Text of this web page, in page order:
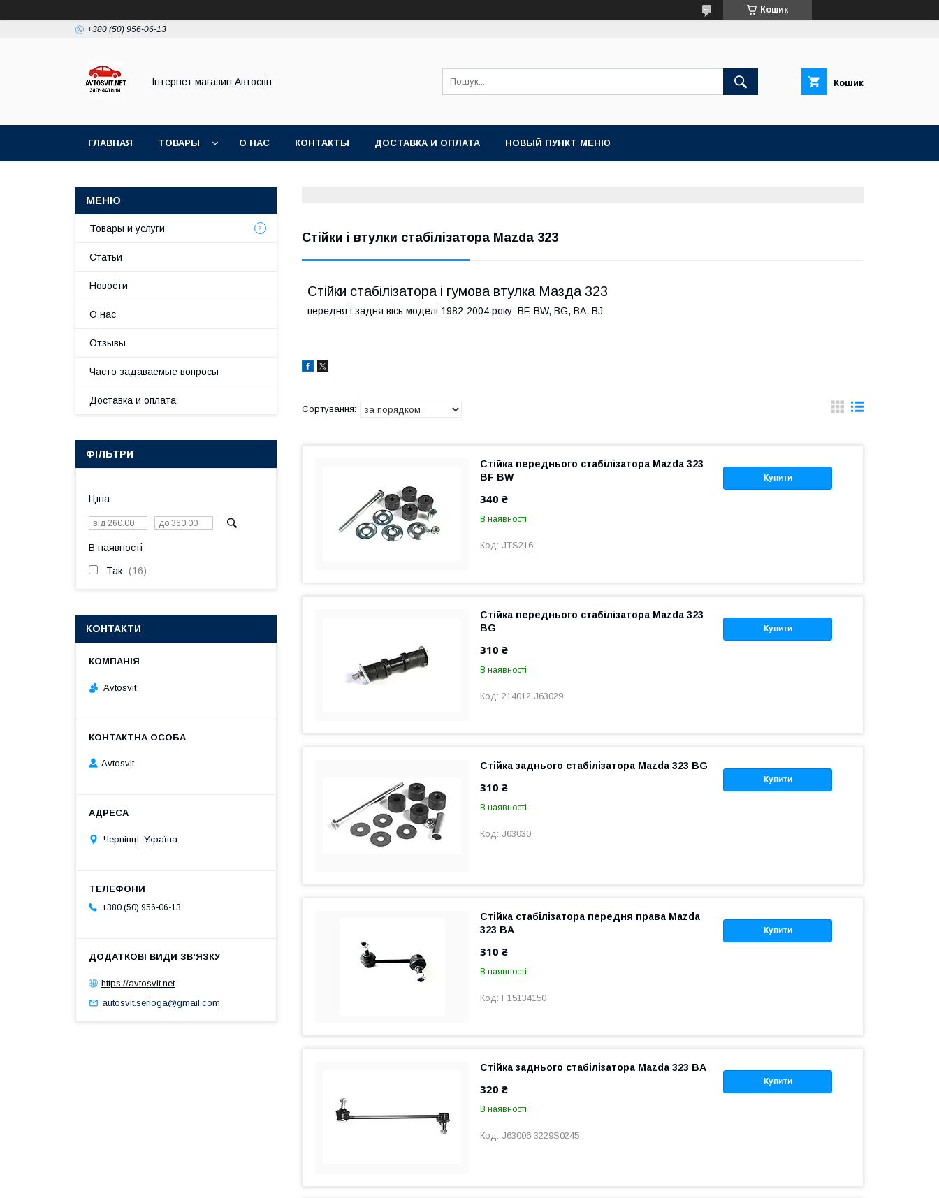
Кошик
+380 (50) 956-06-13
Інтернет магазин Автосвіт Кошик
ГЛАВНАЯ ТОВАРЫ О НАС КОНТАКТЫ ДОСТАВКА И ОПЛАТА НОВЫЙ ПУНКТ МЕНЮ
Стійки і втулки стабілізатора Mazda 323
Стійки стабілізатора і гумова втулка Мазда 323
передня і задня вісь моделі 1982-2004 року: BF, BW, BG, BA, BJ
Купити
Стійка переднього стабілізатора Mazda 323
BF BW
340 ₴
В наявності
JTS216
Купити
Стійка переднього стабілізатора Mazda 323
BG
310 ₴
В наявності
214012 J63029
Купити
Стійка заднього стабілізатора Mazda 323 BG
310 ₴
В наявності
J63030
Купити
Стійка стабілізатора передня права Mazda
323 BA
310 ₴
В наявності
F15134150
Купити
Стійка заднього стабілізатора Mazda 323 BA
320 ₴
В наявності
J63006 3229S0245
Товары и услуги
Статьи
Новости
О нас
Отзывы
Часто задаваемые вопросы
Доставка и оплата
ФІЛЬТРИ
Ціна
В наявності
Так 16
КОНТАКТИ
Avtosvit
Avtosvit
Чернівці, Україна
+380 (50) 956-06-13
https://avtosvit.net
autosvit.serioga@gmail.com